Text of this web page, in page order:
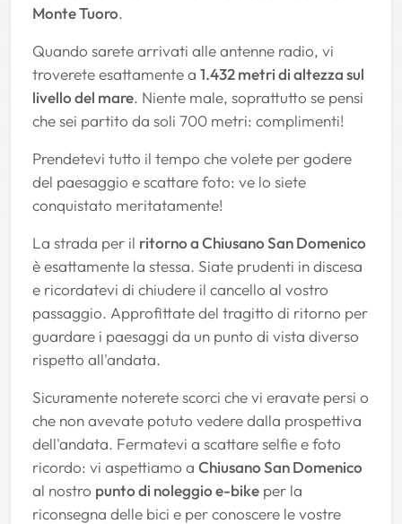
Monte Tuoro.
Quando sarete arrivati alle antenne radio, vi
troverete esattamente a 1.432 metri di altezza sul
livello del mare. Niente male, soprattutto se pensi
che sei partito da soli 700 metri: complimenti!
Prendetevi tutto il tempo che volete per godere
del paesaggio e scattare foto: ve lo siete
conquistato meritatamente!
La strada per il ritorno a Chiusano San Domenico
è esattamente la stessa. Siate prudenti in discesa
e ricordatevi di chiudere il cancello al vostro
passaggio. Approfittate del tragitto di ritorno per
guardare i paesaggi da un punto di vista diverso
rispetto all'andata.
Sicuramente noterete scorci che vi eravate persi o
che non avevate potuto vedere dalla prospettiva
dell'andata. Fermatevi a scattare selfie e foto
ricordo: vi aspettiamo a Chiusano San Domenico
al nostro punto di noleggio e-bike per la
riconsegna delle bici e per conoscere le vostre